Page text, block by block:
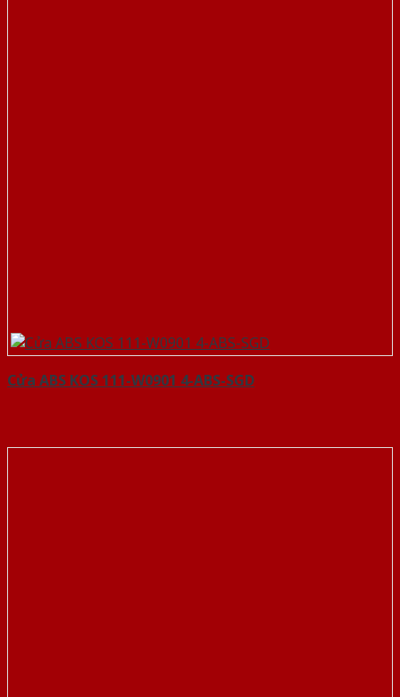
Cửa ABS KOS 111-W0901 4-ABS-SGD